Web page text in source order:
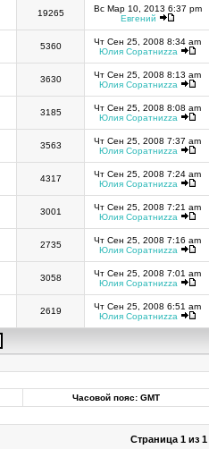
19265
Вс Мар 10, 2013 6:37 pm
Евгений
5360
Чт Сен 25, 2008 8:34 am
Юлия Соратниzza
3630
Чт Сен 25, 2008 8:13 am
Юлия Соратниzza
3185
Чт Сен 25, 2008 8:08 am
Юлия Соратниzza
3563
Чт Сен 25, 2008 7:37 am
Юлия Соратниzza
4317
Чт Сен 25, 2008 7:24 am
Юлия Соратниzza
3001
Чт Сен 25, 2008 7:21 am
Юлия Соратниzza
2735
Чт Сен 25, 2008 7:16 am
Юлия Соратниzza
3058
Чт Сен 25, 2008 7:01 am
Юлия Соратниzza
2619
Чт Сен 25, 2008 6:51 am
Юлия Соратниzza
Часовой пояс: GMT
Страница 1 из 1